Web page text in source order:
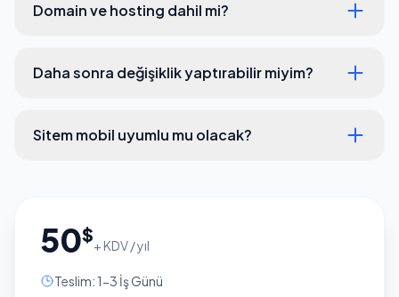
Domain ve hosting dahil mi?
Daha sonra değişiklik yaptırabilir miyim?
Sitem mobil uyumlu mu olacak?
50$+ KDV / yıl
Teslim: 1-3 İş Günü